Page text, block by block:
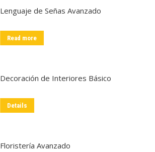
Lenguaje de Señas Avanzado
Read more
Decoración de Interiores Básico
Details
Floristería Avanzado